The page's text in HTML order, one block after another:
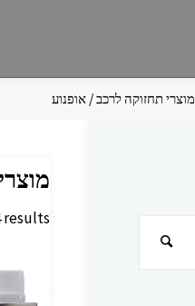
מוצרי תחזוקה לרכב / אופנוע
results
חיפוש